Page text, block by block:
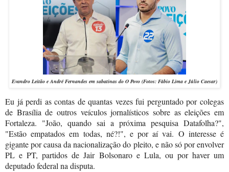
Evandro Leitão e André Fernandes em sabatinas do O Povo (Fotos: Fábio Lima e Júlio Caesar)
Eu já perdi as contas de quantas vezes fui perguntado por colegas
de Brasília de outros veículos jornalísticos sobre as eleições em
Fortaleza. "João, quando sai a próxima pesquisa Datafolha?",
"Estão empatados em todas, né?!", e por aí vai. O interesse é
gigante por causa da nacionalização do pleito, e não só por envolver
PL e PT, partidos de Jair Bolsonaro e Lula, ou por haver um
deputado federal na disputa.